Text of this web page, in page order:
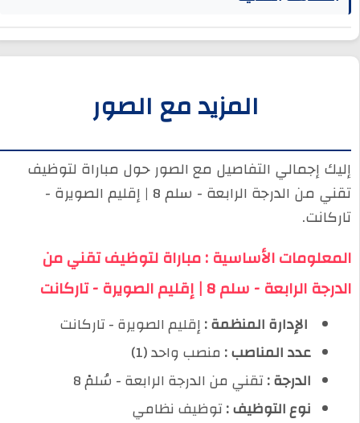
المزيد مع الصور
إليك إجمالي التفاصيل مع الصور حول مباراة لتوظيف
تقني من الدرجة الرابعة - سلم 8 | إقليم الصويرة -
تاركانت.
المعلومات الأساسية : مباراة لتوظيف تقني من
الدرجة الرابعة - سلم 8 | إقليم الصويرة - تاركانت
️ الإدارة المنظمة :إقليم الصويرة - تاركانت
عدد المناصب :منصب واحد (1)
الدرجة :تقني من الدرجة الرابعة - سُلمْ 8
نوع التوظيف :توظيف نظامي